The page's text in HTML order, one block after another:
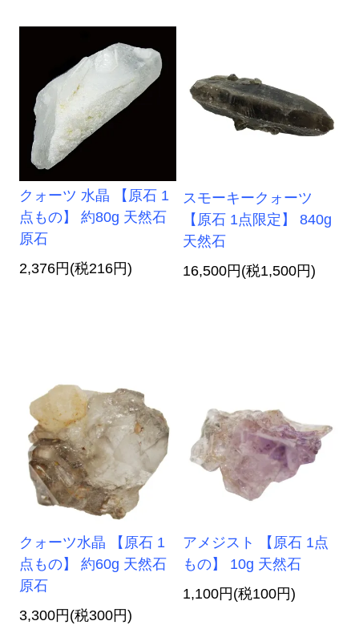
クォーツ 水晶 【原石 1
点もの】 約80g 天然石
原石
2,376円(税216円)
スモーキークォーツ
【原石 1点限定】 840g
天然石
16,500円(税1,500円)
クォーツ水晶 【原石 1
点もの】 約60g 天然石
原石
3,300円(税300円)
アメジスト 【原石 1点
もの】 10g 天然石
1,100円(税100円)